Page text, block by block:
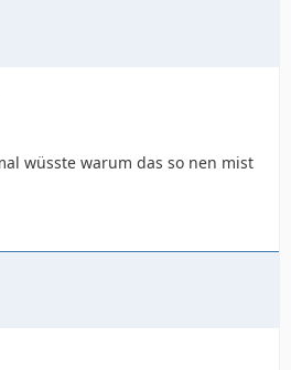
wüsste warum das so nen mist